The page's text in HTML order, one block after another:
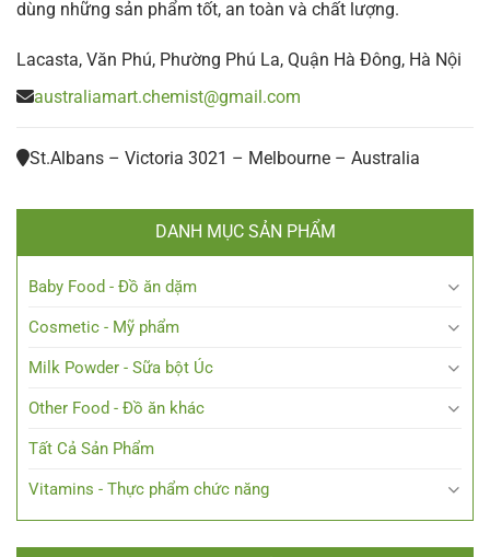
dùng những sản phẩm tốt, an toàn và chất lượng.
Lacasta, Văn Phú, Phường Phú La, Quận Hà Đông, Hà Nội
australiamart.chemist@gmail.com
St.Albans – Victoria 3021 – Melbourne – Australia
DANH MỤC SẢN PHẨM
Baby Food - Đồ ăn dặm
Cosmetic - Mỹ phẩm
Milk Powder - Sữa bột Úc
Other Food - Đồ ăn khác
Tất Cả Sản Phẩm
Vitamins - Thực phẩm chức năng